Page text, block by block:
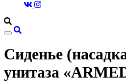
Сиденье
унитаза